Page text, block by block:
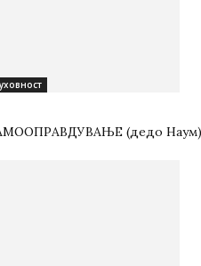
(дедо Наум)